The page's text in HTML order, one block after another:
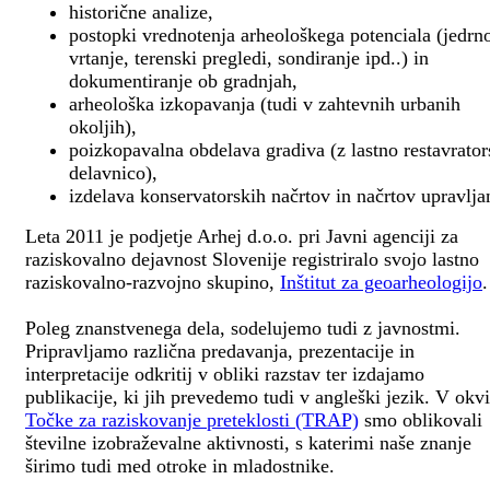
historične analize,
postopki vrednotenja arheološkega potenciala
vrtanje, terenski pregledi, sondiranje ipd..) in
dokumentiranje ob gradnjah,
arheološka izkopavanja (tudi v zahtevnih urbanih
okoljih),
poizkopavalna obdelava gradiva (z lastno
delavnico),
izdelava konservatorskih načrtov in načrtov
Leta 2011 je podjetje Arhej d.o.o. pri Javni agenciji za
raziskovalno dejavnost Slovenije registriralo svojo lastno
raziskovalno-razvojno skupino, Inštitut za geoarheologijo.
Poleg znanstvenega dela, sodelujemo tudi z javnostmi.
Pripravljamo različna predavanja, prezentacije in
interpretacije odkritij v obliki razstav ter izdajamo
publikacije, ki jih prevedemo tudi v angleški jezik. V
Točke za raziskovanje preteklosti (TRAP) smo oblikovali
številne izobraževalne aktivnosti, s katerimi naše znanje
širimo tudi med otroke in mladostnike.